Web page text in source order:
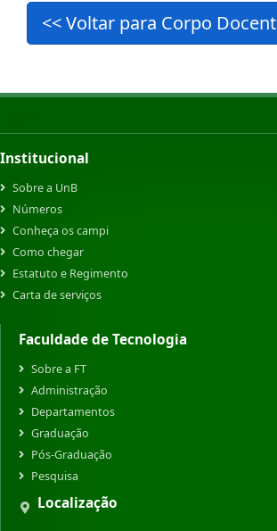
<< Voltar para Corpo
Institucional
Sobre a UnB
Números
Conheça os campi
Como chegar
Estatuto e Regimento
Carta de serviços
Faculdade de Tecnologia
Sobre a FT
Administração
Departamentos
Graduação
Pós-Graduação
Pesquisa
Localização